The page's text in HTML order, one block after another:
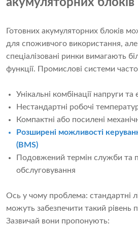
акумуляторних блоків
Готовних акумуляторних блоків
для споживчого використання,
спеціалізовані ринки вимагають
функції. Промислові системи
Унікальні комбінації напруги та
Нестандартні робочі
Компактні або посилені
Розширені можливості
(BMS)
Подовжений термін служби та
обслуговування
Ось у чому проблема: стандартні
можуть забезпечити такий рівень
Зазвичай вони пропонують: